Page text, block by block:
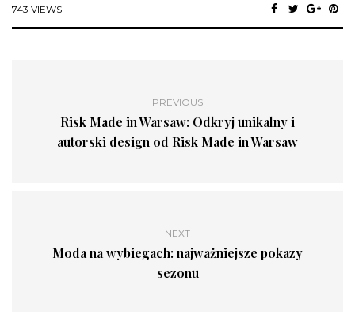
743 VIEWS
PREVIOUS
Risk Made in Warsaw: Odkryj unikalny i
autorski design od Risk Made in Warsaw
NEXT
Moda na wybiegach: najważniejsze pokazy
sezonu